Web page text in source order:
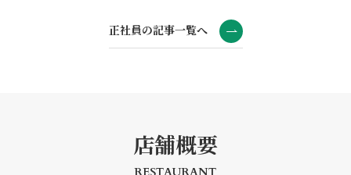
正社員の記事一覧へ
店舗概要
RESTAURANT